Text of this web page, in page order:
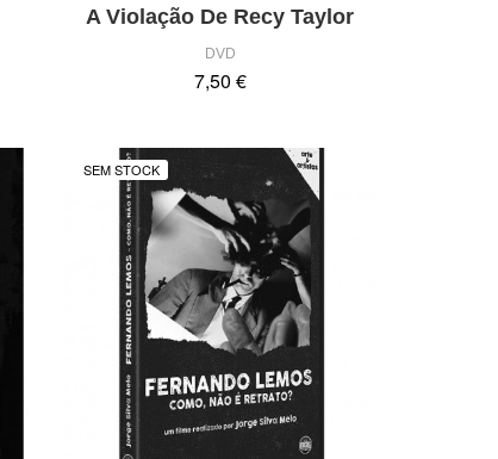
A Violação De Recy Taylor
DVD
7,50 €
SEM STOCK